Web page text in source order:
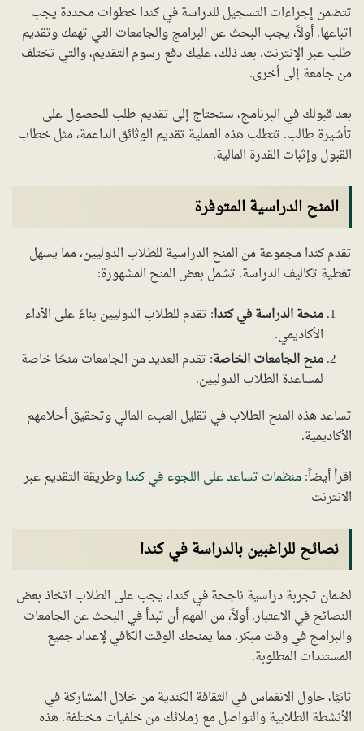
تتضمن إجراءات التسجيل للدراسة في كندا خطوات محددة يجب
اتباعها. أولاً، يجب البحث عن البرامج والجامعات التي تهمك وتقديم
طلب عبر الإنترنت. بعد ذلك، عليك دفع رسوم التقديم، والتي تختلف
من جامعة إلى أخرى.
بعد قبولك في البرنامج، ستحتاج إلى تقديم طلب للحصول على
تأشيرة طالب. تتطلب هذه العملية تقديم الوثائق الداعمة، مثل خطاب
القبول وإثبات القدرة المالية.
المنح الدراسية المتوفرة
تقدم كندا مجموعة من المنح الدراسية للطلاب الدوليين، مما يسهل
تغطية تكاليف الدراسة. تشمل بعض المنح المشهورة:
منحة الدراسة في كندا: تقدم للطلاب الدوليين بناءً على الأداء
الأكاديمي.
منح الجامعات الخاصة: تقدم العديد من الجامعات منحًا خاصة
لمساعدة الطلاب الدوليين.
تساعد هذه المنح الطلاب في تقليل العبء المالي وتحقيق أحلامهم
الأكاديمية.
اقرأ أيضاً:منظمات تساعد على اللجوء في كنداوطريقة التقديم عبر
الانترنت
نصائح للراغبين بالدراسة في كندا
لضمان تجربة دراسية ناجحة في كندا، يجب على الطلاب اتخاذ بعض
النصائح في الاعتبار. أولاً، من المهم أن تبدأ في البحث عن الجامعات
والبرامج في وقت مبكر، مما يمنحك الوقت الكافي لإعداد جميع
المستندات المطلوبة.
ثانيًا، حاول الانغماس في الثقافة الكندية من خلال المشاركة في
الأنشطة الطلابية والتواصل مع زملائك من خلفيات مختلفة. هذه